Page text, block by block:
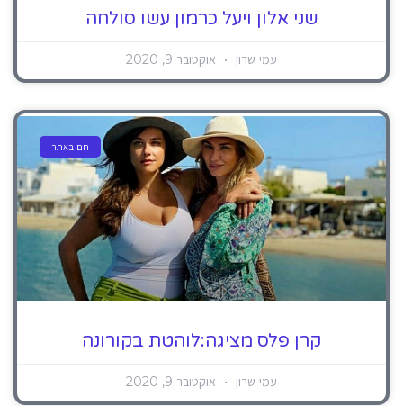
שני אלון ויעל כרמון עשו סולחה
עמי שרון אוקטובר 9, 2020
חם באתר
קרן פלס מציגה:לוהטת בקורונה
עמי שרון אוקטובר 9, 2020